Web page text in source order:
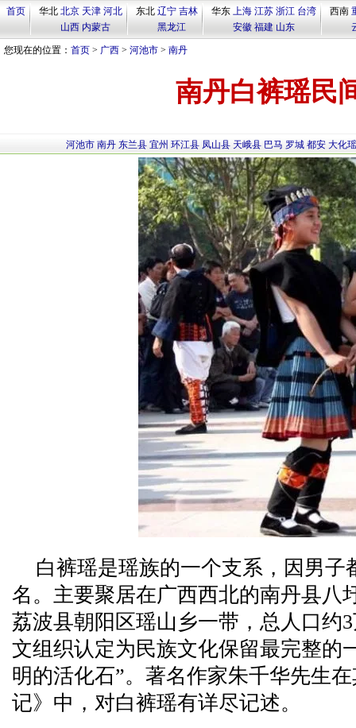
首页 华北 北京 天津 河北
山西 内蒙古
东北 辽宁 吉林
黑龙江
华东 上海 江苏 浙江 台湾
安徽 福建 山东
西南
您现在的位置： 首页 > 广西 > 河池市 > 南丹
南丹白裤瑶民
河池市 南丹 东兰县 宜州 环江县 凤山县 天峨县 巴马 罗城 都安 大化
白裤瑶是瑶族的一个支系，因男子
名。主要聚居在广西西北的南丹县八
荔波县朝阳区瑶山乡一带，总人口约
文组织认定为民族文化保留最完整的
明的活化石”。著名作家朱千华先生
记》中，对白裤瑶有详尽记述。